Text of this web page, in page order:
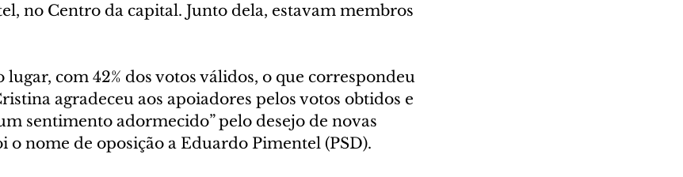
no Centro da capital. Junto dela, estavam membros
lugar, com 42% dos votos válidos, o que correspondeu
agradeceu aos apoiadores pelos votos obtidos e
sentimento adormecido” pelo desejo de novas
o nome de oposição a Eduardo Pimentel (PSD).